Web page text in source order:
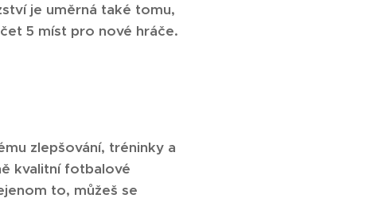
je uměrná také tomu,
5 míst pro nové hráče.
zlepšování, tréninky a
kvalitní fotbalové
to, můžeš se